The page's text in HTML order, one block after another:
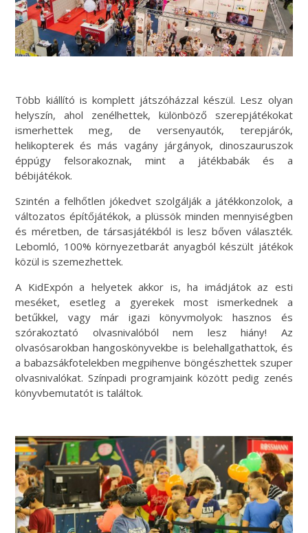
Több kiállító is komplett játszóházzal készül. Lesz olyan
helyszín, ahol zenélhettek, különböző szerepjátékokat
ismerhettek meg, de versenyautók, terepjárók,
helikopterek és más vagány járgányok, dinoszauruszok
éppúgy felsorakoznak, mint a játékbabák és a
bébijátékok.
Szintén a felhőtlen jókedvet szolgálják a játékkonzolok, a
változatos építőjátékok, a plüssök minden mennyiségben
és méretben, de társasjátékból is lesz bőven választék.
Lebomló, 100% környezetbarát anyagból készült játékok
közül is szemezhettek.
A KidExpón a helyetek akkor is, ha imádjátok az esti
meséket, esetleg a gyerekek most ismerkednek a
betűkkel, vagy már igazi könyvmolyok: hasznos és
szórakoztató olvasnivalóból nem lesz hiány! Az
olvasósarokban hangoskönyvekbe is belehallgathattok, és
a babazsákfotelekben megpihenve böngészhettek szuper
olvasnivalókat. Színpadi programjaink között pedig zenés
könyvbemutatót is találtok.